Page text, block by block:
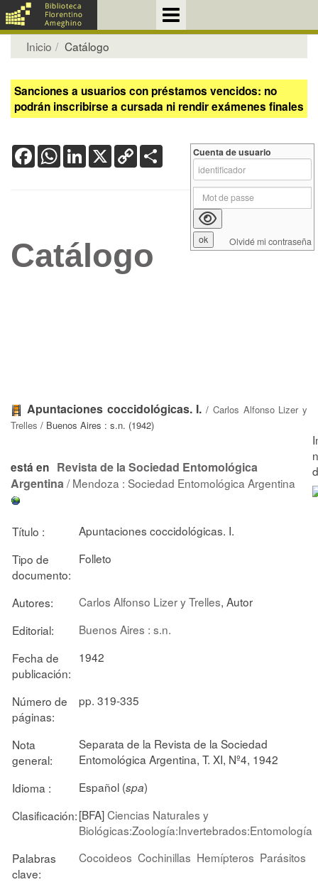
Inicio Catálogo
Sanciones a usuarios con préstamos vencidos: no
podrán inscribirse a cursada ni rendir exámenes finales
FacebookWhatsApp
LinkedIn
X Copy
Link
Catálogo
Apuntaciones coccidológicas. I. / Carlos Alfonso Lizer y
Trelles / Buenos Aires : s.n. (1942)
está en Revista de la Sociedad Entomológica
Argentina / Mendoza : Sociedad Entomológica Argentina
Título :
Apuntaciones coccidológicas. I.
Tipo de
documento:
Folleto
Autores: Carlos Alfonso Lizer y Trelles, Autor
Editorial:
Buenos Aires : s.n.
Fecha de
publicación:
1942
Número de
páginas:
pp. 319-335
Nota
general:
Separata de la Revista de la Sociedad
Entomológica Argentina, T. XI, Nº4, 1942
Idioma :
Español (spa)
Clasificación:[BFA]Ciencias Naturales y
Biológicas:Zoología:Invertebrados:Entomología
Palabras
clave:
Cocoideos Cochinillas Hemípteros Parásitos
Cuenta de usuario
Olvidé mi contraseña